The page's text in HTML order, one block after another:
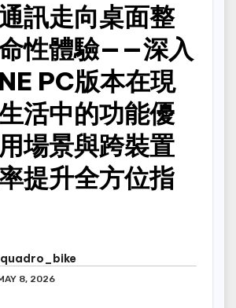
訊走向桌面整
性體驗——深入
PC版本在現
活中的功能優
場景與跨裝置
提升全方位指
quadro_bike
8, 2026